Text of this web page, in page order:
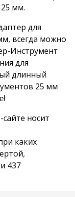
мм.
для
всегда можно
Инструмент
для
длинный
25 мм
носит
каких
437